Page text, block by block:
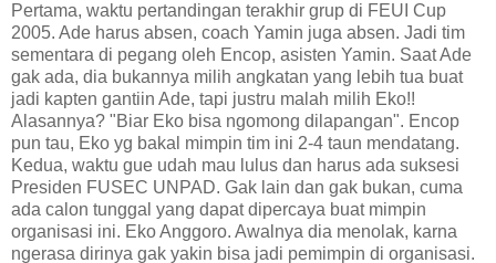
Pertama, waktu pertandingan terakhir grup di FEUI Cup
2005. Ade harus absen, coach Yamin juga absen. Jadi tim
sementara di pegang oleh Encop, asisten Yamin. Saat Ade
gak ada, dia bukannya milih angkatan yang lebih tua buat
jadi kapten gantiin Ade, tapi justru malah milih Eko!!
Alasannya? "Biar Eko bisa ngomong dilapangan". Encop
pun tau, Eko yg bakal mimpin tim ini 2-4 taun mendatang.
Kedua, waktu gue udah mau lulus dan harus ada suksesi
Presiden FUSEC UNPAD. Gak lain dan gak bukan, cuma
ada calon tunggal yang dapat dipercaya buat mimpin
organisasi ini. Eko Anggoro. Awalnya dia menolak, karna
ngerasa dirinya gak yakin bisa jadi pemimpin di organisasi.